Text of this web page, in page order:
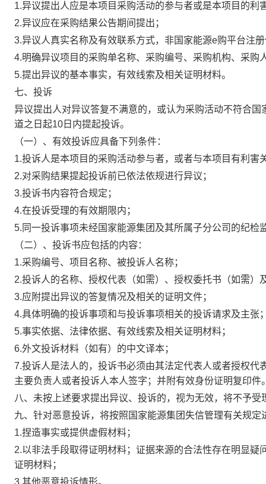
1.异议提出人应是本项目采购活动的参与者或是本项目的利
2.异议应在采购结果公告期间提出；
3.异议人真实名称及有效联系方式，非国家能源e购平台注
4.明确异议项目的采购单名称、采购编号、采购机构、采购
5.提出异议的基本事实，有效线索及相关证明材料。
七、投诉
异议提出人对异议答复不满意的，或认为采购活动不符合
道之日起10日内提起投诉。
（一）、有效投诉应具备下列条件：
1.投诉人是本项目的采购活动参与者，或者与本项目有利害
2.对采购结果提起投诉前已依法依规进行异议；
3.投诉书内容符合规定；
4.在投诉受理的有效期限内；
5.同一投诉事项未经国家能源集团及其所属子分公司的纪检
（二）、投诉书应包括的内容：
1.采购编号、项目名称、被投诉人名称；
2.投诉人的名称、授权代表（如需）、授权委托书（如需）
3.应附提出异议的答复情况及相关的证明文件；
4.具体明确的投诉事项和与投诉事项相关的投诉请求及主张
5.事实依据、法律依据、有效线索及相关证明材料；
6.外文投诉材料（如有）的中文译本；
7.投诉人是法人的，投诉书必须由其法定代表人或者授权
主要负责人或者投诉人本人签字；并附有效身份证明复印件
八、未按上述要求提出异议、投诉的，视为无效，将不予受
九、针对恶意投诉，将按照国家能源集团失信管理有关规定
1.捏造事实或提供虚假材料；
2.以非法手段取得证明材料；证据来源的合法性存在明显
证明材料；
3.其他恶意投诉情形。